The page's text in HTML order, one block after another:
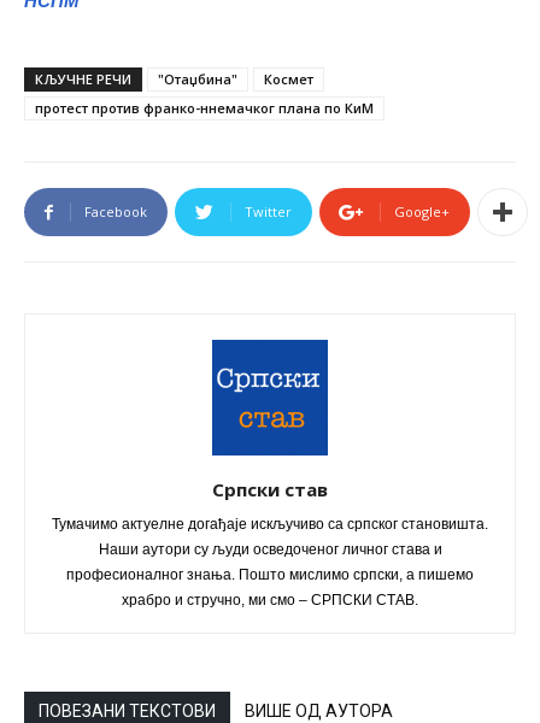
КЉУЧНЕ РЕЧИ "Отаџбина"
Космет
протест против франко-ннемачког плана по КиМ
Facebook Twitter Google+
Српски став
Тумачимо актуелне догађаје искључиво са српског становишта.
Наши аутори су људи осведоченог личног става и
професионалног знања. Пошто мислимо српски, а пишемо
храбро и стручно, ми смо – СРПСКИ СТАВ.
ПОВЕЗАНИ ТЕКСТОВИ ВИШЕ ОД АУТОРА